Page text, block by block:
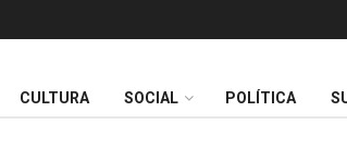
CULTURA SOCIAL POLÍTICA